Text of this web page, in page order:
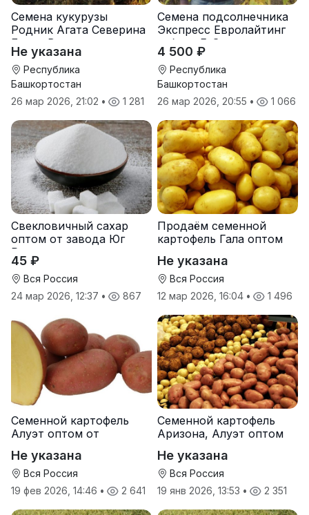
Семена кукурузы
Родник Агата Северина
Берта Вилора
Прохладненский Дарина
Росс Машук Катерина
Не указана
Республика
Башкортостан
26 мар 2026, 21:02 • 1 281
Семена подсолнечника
Экспресс Евролайтинг
гибрид F-G+
4 500 ₽
Республика
Башкортостан
26 мар 2026, 20:55 • 1 066
Свекловичный сахар
оптом от завода Юг
Руси
45 ₽
Вся Россия
24 мар 2026, 12:37 • 867
Продаём семенной
картофель Гала оптом
Не указана
Вся Россия
12 мар 2026, 16:04 • 1 496
Семенной картофель
Алуэт оптом от
Не указана
Вся Россия
19 фев 2026, 14:46 • 2 641
Семенной картофель
Аризона, Алуэт оптом
Не указана
Вся Россия
19 янв 2026, 13:53 • 2 351